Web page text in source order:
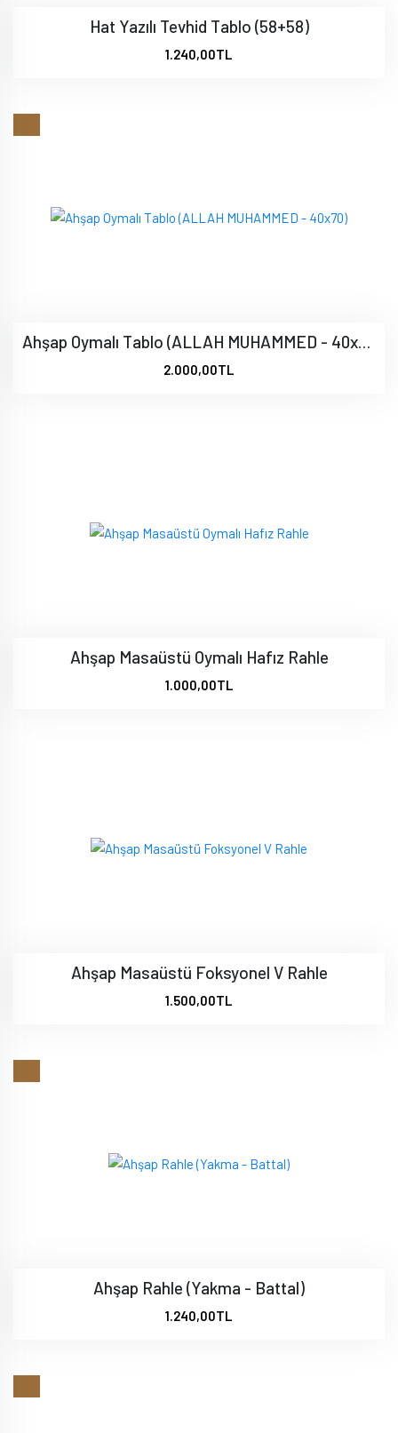
Hat Yazılı Tevhid Tablo (58+58)
1.240,00TL
Ahşap Oymalı Tablo (ALLAH MUHAMMED - 40x70)
2.000,00TL
Ahşap Masaüstü Oymalı Hafız Rahle
1.000,00TL
Ahşap Masaüstü Foksyonel V Rahle
1.500,00TL
Ahşap Rahle (Yakma - Battal)
1.240,00TL